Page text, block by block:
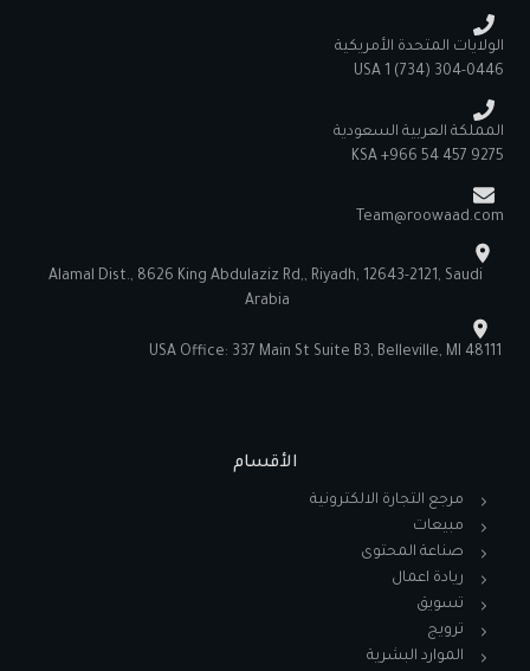
الأقسام
مرجع التجارة الالكترونية
مبيعات
صناعة المحتوى
ريادة اعمال
تسويق
ترويج
الموارد البشرية
الولايات المتحدة الأمريكية
‪USA 1 ‪(734) 304-0446‬
المملكة العربية السعودية
KSA +966 54 457 9275
Team@roowaad.com
Alamal Dist., 8626 King Abdulaziz Rd,, Riyadh, 12643-2121, Saudi
Arabia
USA Office: 337 Main St Suite B3, Belleville, MI 48111